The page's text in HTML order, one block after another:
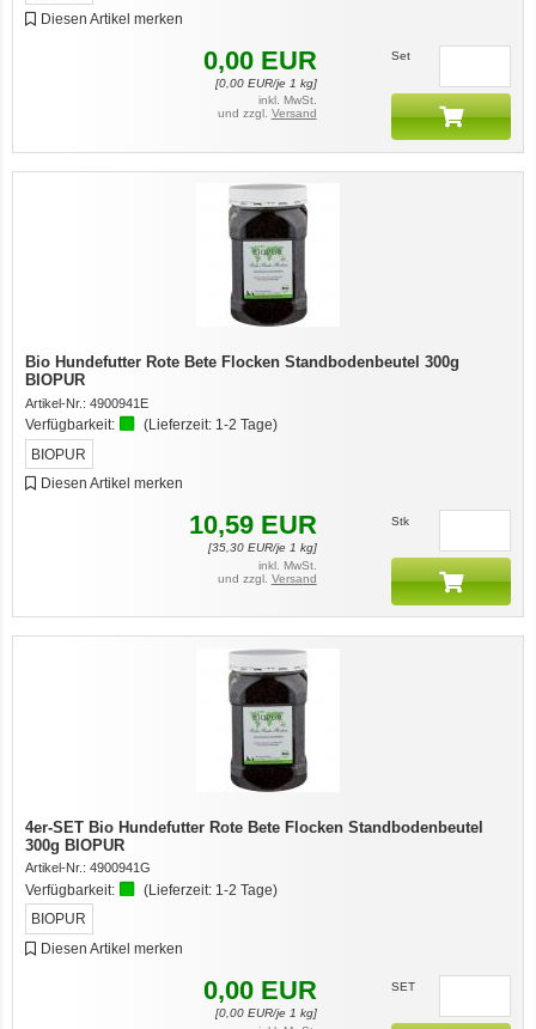
Diesen Artikel merken
0,00 EUR
[0,00EUR/je 1 kg]
inkl. MwSt.
und zzgl. Versand
Set
Bio Hundefutter Rote Bete Flocken Standbodenbeutel 300g
BIOPUR
Artikel-Nr.: 4900941E
Verfügbarkeit: (Lieferzeit: 1-2 Tage)
BIOPUR
Diesen Artikel merken
10,59 EUR
[35,30EUR/je 1 kg]
inkl. MwSt.
und zzgl. Versand
Stk
4er-SET Bio Hundefutter Rote Bete Flocken Standbodenbeutel
300g BIOPUR
Artikel-Nr.: 4900941G
Verfügbarkeit: (Lieferzeit: 1-2 Tage)
BIOPUR
Diesen Artikel merken
0,00 EUR
[0,00EUR/je 1 kg]
SET